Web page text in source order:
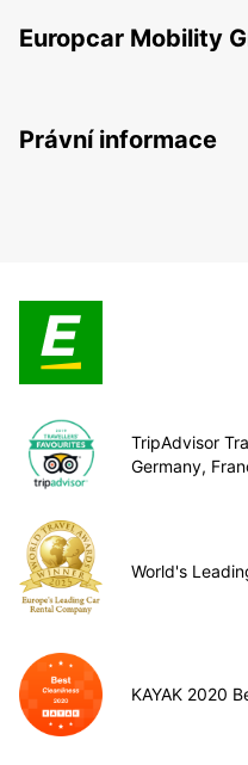
Europcar Mobility
Právní informace
TripAdvisor
Germany,
World's
KAYAK 2020